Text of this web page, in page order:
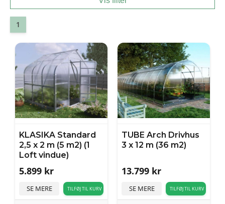
1
KLASIKA Standard
2,5 x 2 m (5 m2) (1
Loft vindue)
5.899 kr
SE MERE TILFØJ TIL KURV
TUBE Arch Drivhus
3 x 12 m (36 m2)
13.799 kr
SE MERE TILFØJ TIL KURV